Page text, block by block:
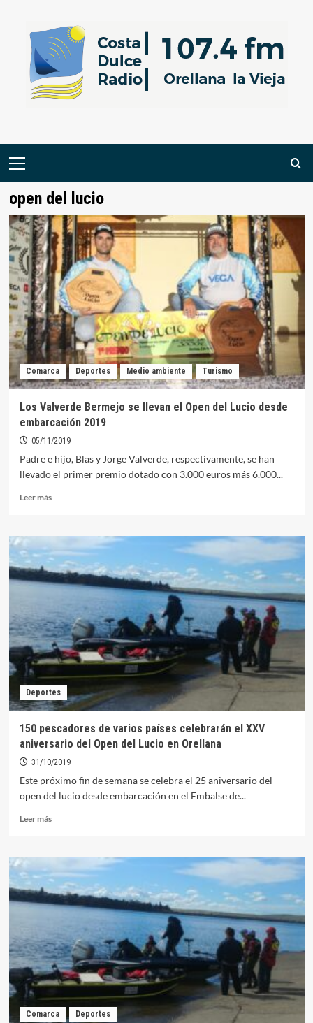
contenido
Menú
open del lucio
Comarca Deportes Medio ambiente Turismo
Los Valverde Bermejo se llevan el Open del Lucio desde
embarcación 2019
05/11/2019
Padre e hijo, Blas y Jorge Valverde, respectivamente, se han
llevado el primer premio dotado con 3.000 euros más 6.000...
Leer másLeer
Los
Valverde
Bermejo
se
llevan
Open
del
Lucio
desde
embarcación
2019
Deportes
150 pescadores de varios países celebrarán el XXV
aniversario del Open del Lucio en Orellana
31/10/2019
Este próximo fin de semana se celebra el 25 aniversario del
open del lucio desde embarcación en el Embalse de...
Leer másLeer
150
pescadores
de
varios
países
XXV
aniversario
del
Open
del
Lucio
Comarca Deportes